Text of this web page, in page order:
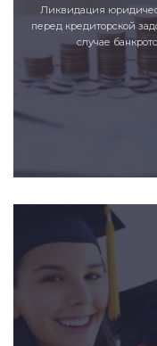
Ликвидация
перед кредиторской
случае